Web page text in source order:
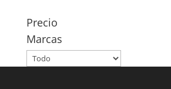
Precio
Marcas